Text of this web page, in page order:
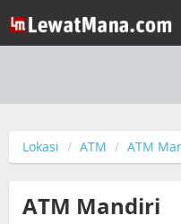
Lokasi ATM ATM
ATM Mandiri